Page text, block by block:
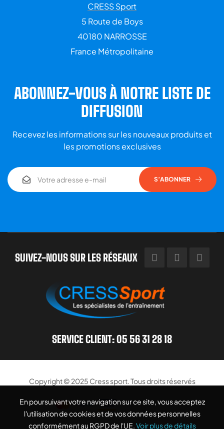
En poursuivant votre navigation sur ce site, vous acceptez
l'utilisation de cookies et de vos données personnelles
conformément au RGPD de l'UE.Voir plus de détails
CRESS Sport
5 Route de Boys
40180 NARROSSE
France Métropolitaine
ABONNEZ-VOUS À NOTRE LISTE DE
DIFFUSION
Recevez les informations sur les nouveaux produits et
les promotions exclusives
S’ABONNER
SUIVEZ-NOUS SUR LES RÉSEAUX
SERVICE CLIENT: 05 56 31 28 18
Copyright © 2025 Cress sport. Tous droits réservés
En poursuivant votre navigation sur ce site, vous acceptez
l'utilisation de cookies et de vos données personnelles
conformément au RGPD de l'UE.Voir plus de détails